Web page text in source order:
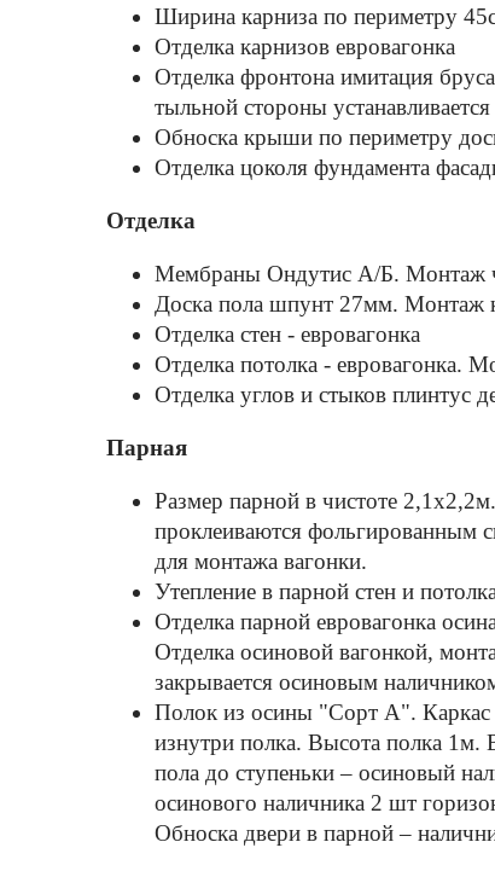
Ширина карниза по периметру
Отделка карнизов евровагонка
Отделка фронтона имитация
тыльной стороны
Обноска крыши по периметру
Отделка цоколя фундамента
Отделка
Мембраны Ондутис А/Б. Монтаж
Доска пола шпунт 27мм. Монтаж
Отделка стен - евровагонка
Отделка потолка - евровагонка.
Отделка углов и стыков плинтус
Парная
Размер парной в чистоте
проклеиваются фольгированным
для монтажа вагонки.
Утепление в парной стен и
Отделка парной евровагонка
Отделка осиновой вагонкой,
закрывается осиновым
Полок из осины "Cорт А". Каркас
изнутри полка. Высота полка 1м.
пола до ступеньки – осиновый
осинового наличника 2 шт
Обноска двери в парной –